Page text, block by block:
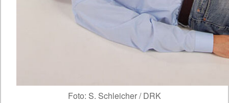
Foto: S. Schleicher / DRK